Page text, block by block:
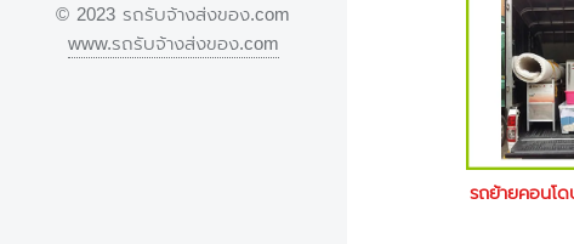
รถย้ายคอนโ
© 2023 รถรับจ้างส่งของ.com
www.รถรับจ้างส่งของ.com